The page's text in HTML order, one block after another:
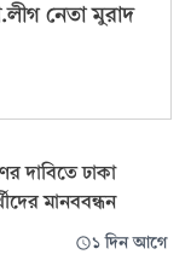
নেতা মুরাদ
দাবিতে ঢাকা
মানববন্ধন
১ দিন আগে